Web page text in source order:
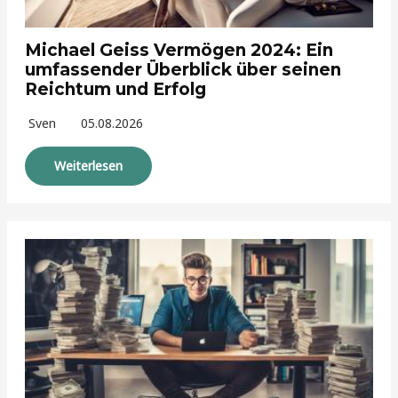
Michael Geiss Vermögen 2024: Ein
umfassender Überblick über seinen
Reichtum und Erfolg
Sven 05.08.2026
Weiterlesen